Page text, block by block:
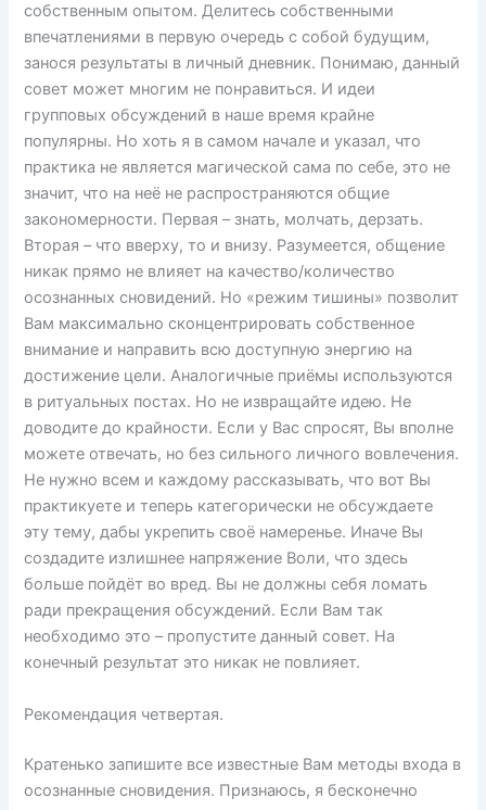
собственным опытом. Делитесь собственными
впечатлениями в первую очередь с собой будущим,
занося результаты в личный дневник. Понимаю, данный
совет может многим не понравиться. И идеи
групповых обсуждений в наше время крайне
популярны. Но хоть я в самом начале и указал, что
практика не является магической сама по себе, это не
значит, что на неё не распространяются общие
закономерности. Первая – знать, молчать, дерзать.
Вторая – что вверху, то и внизу. Разумеется, общение
никак прямо не влияет на качество/количество
осознанных сновидений. Но «режим тишины» позволит
Вам максимально сконцентрировать собственное
внимание и направить всю доступную энергию на
достижение цели. Аналогичные приёмы используются
в ритуальных постах. Но не извращайте идею. Не
доводите до крайности. Если у Вас спросят, Вы вполне
можете отвечать, но без сильного личного вовлечения.
Не нужно всем и каждому рассказывать, что вот Вы
практикуете и теперь категорически не обсуждаете
эту тему, дабы укрепить своё намеренье. Иначе Вы
создадите излишнее напряжение Воли, что здесь
больше пойдёт во вред. Вы не должны себя ломать
ради прекращения обсуждений. Если Вам так
необходимо это – пропустите данный совет. На
конечный результат это никак не повлияет.
Рекомендация четвертая.
Кратенько запишите все известные Вам методы входа в
осознанные сновидения. Признаюсь, я бесконечно